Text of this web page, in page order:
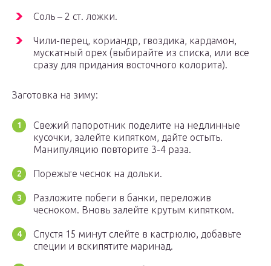
Соль – 2 ст. ложки.
Чили-перец, кориандр, гвоздика, кардамон,
мускатный орех (выбирайте из списка, или все
сразу для придания восточного колорита).
Заготовка на зиму:
Свежий папоротник поделите на недлинные
кусочки, залейте кипятком, дайте остыть.
Манипуляцию повторите 3-4 раза.
Порежьте чеснок на дольки.
Разложите побеги в банки, переложив
чесноком. Вновь залейте крутым кипятком.
Спустя 15 минут слейте в кастрюлю, добавьте
специи и вскипятите маринад.